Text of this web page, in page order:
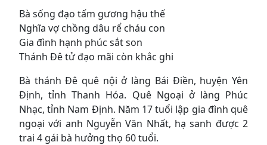
Bà sống đạo tấm gương hậu thế
Nghĩa vợ chồng dâu rể cháu con
Gia đình hạnh phúc sắt son
Thánh Ðê tử đạo mãi còn khắc ghi
Bà thánh Ðê quê nội ở làng Bái Ðiền, huyện Yên
Ðịnh, tỉnh Thanh Hóa. Quê Ngoại ở làng Phúc
Nhạc, tỉnh Nam Ðịnh. Năm 17 tuổi lập gia đình quê
ngoại với anh Nguyễn Văn Nhất, hạ sanh được 2
trai 4 gái bà hưởng thọ 60 tuổi.